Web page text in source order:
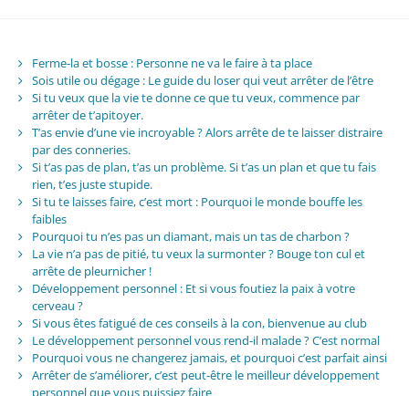
Ferme-la et bosse : Personne ne va le faire à ta place
Sois utile ou dégage : Le guide du loser qui veut arrêter de l’être
Si tu veux que la vie te donne ce que tu veux, commence par
arrêter de t’apitoyer.
T’as envie d’une vie incroyable ? Alors arrête de te laisser distraire
par des conneries.
Si t’as pas de plan, t’as un problème. Si t’as un plan et que tu fais
rien, t’es juste stupide.
Si tu te laisses faire, c’est mort : Pourquoi le monde bouffe les
faibles
Pourquoi tu n’es pas un diamant, mais un tas de charbon ?
La vie n’a pas de pitié, tu veux la surmonter ? Bouge ton cul et
arrête de pleurnicher !
Développement personnel : Et si vous foutiez la paix à votre
cerveau ?
Si vous êtes fatigué de ces conseils à la con, bienvenue au club
Le développement personnel vous rend-il malade ? C’est normal
Pourquoi vous ne changerez jamais, et pourquoi c’est parfait ainsi
Arrêter de s’améliorer, c’est peut-être le meilleur développement
personnel que vous puissiez faire